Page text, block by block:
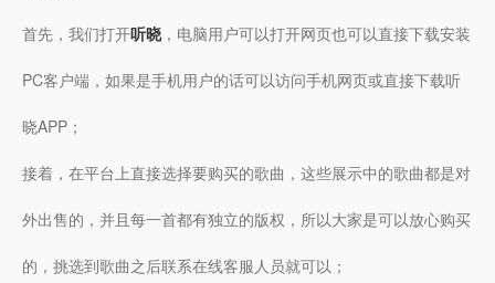
首先，我们打开听晓，电脑用户可以打开网页也可以直接下载安装
PC客户端，如果是手机用户的话可以访问手机网页或直接下载听
晓APP；
接着，在平台上直接选择要购买的歌曲，这些展示中的歌曲都是对
外出售的，并且每一首都有独立的版权，所以大家是可以放心购买
的，挑选到歌曲之后联系在线客服人员就可以；